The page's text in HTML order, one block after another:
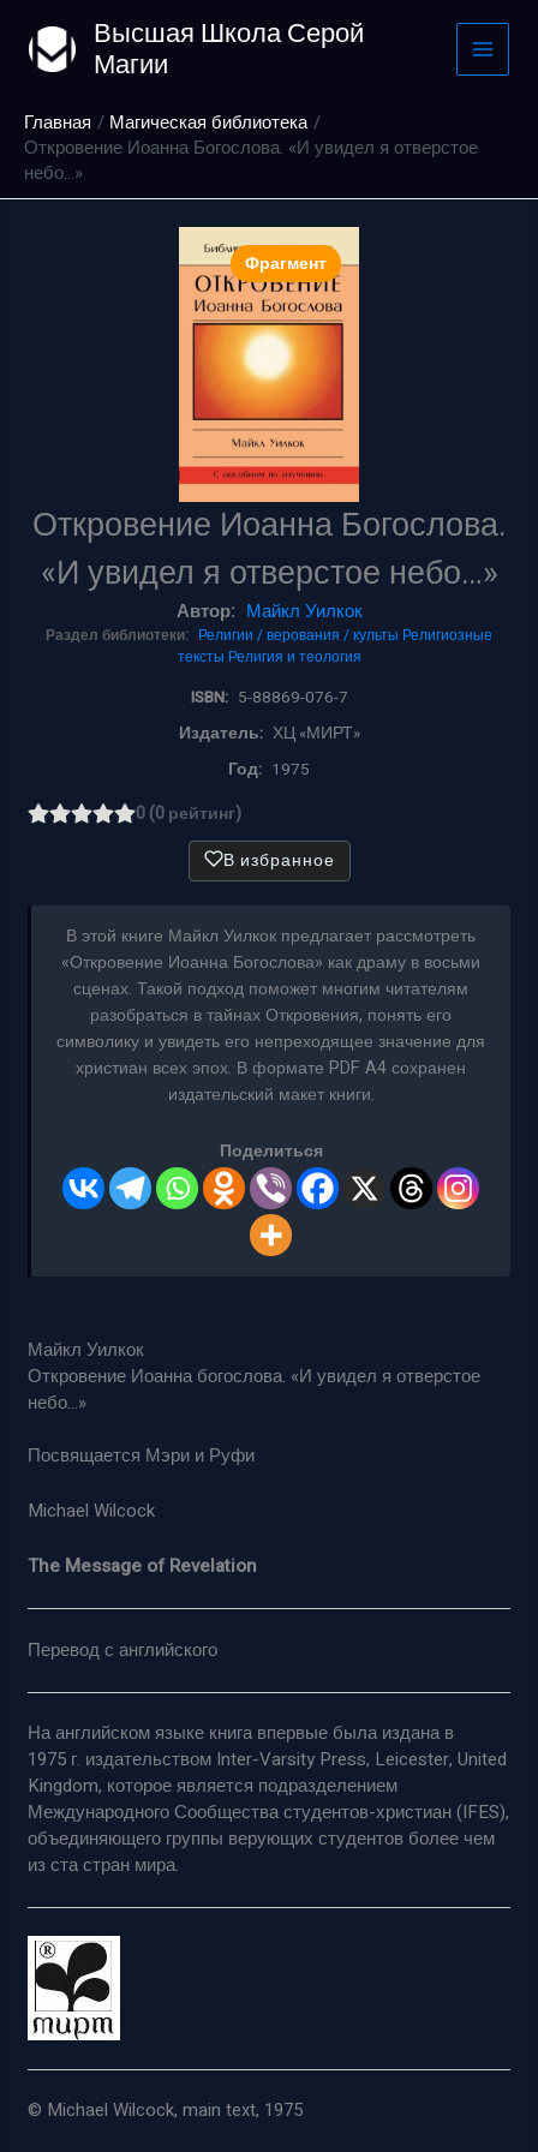
содержимому
Высшая Школа Серой
Магии
Главная
Магическая библиотека
Откровение Иоанна Богослова. «И увидел я отверстое
небо…»
Фрагмент
Откровение Иоанна Богослова.
«И увидел я отверстое небо…»
Автор: Майкл Уилкок
Раздел библиотеки: Религии / верования / культы Религиозные
тексты Религия и теология
ISBN: 5-88869-076-7
Издатель: ХЦ «МИРТ»
Год: 1975
0 (0 рейтинг)
В избранное
В этой книге Майкл Уилкок предлагает рассмотреть
«Откровение Иоанна Богослова» как драму в восьми
сценах. Такой подход поможет многим читателям
разобраться в тайнах Откровения, понять его
символику и увидеть его непреходящее значение для
христиан всех эпох. В формате PDF A4 сохранен
издательский макет книги.
Поделиться
Майкл Уилкок
Откровение Иоанна богослова. «И увидел я отверстое
небо…»
Посвящается Мэри и Руфи
Michael Wilcock
The Message of Revelation
Перевод с английского
На английском языке книга впервые была издана в
1975 г. издательством Inter-Varsity Press, Leicester, United
Kingdom, которое является подразделением
Международного Сообщества студентов-христиан (IFES),
объединяющего группы верующих студентов более чем
из ста стран мира.
© Michael Wilcock, main text, 1975